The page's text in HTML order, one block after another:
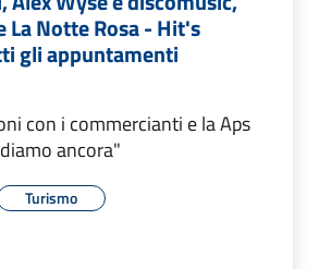
La Notte Rosa - Hit's
gli appuntamenti
con i commercianti e la Aps
ancora"
Turismo